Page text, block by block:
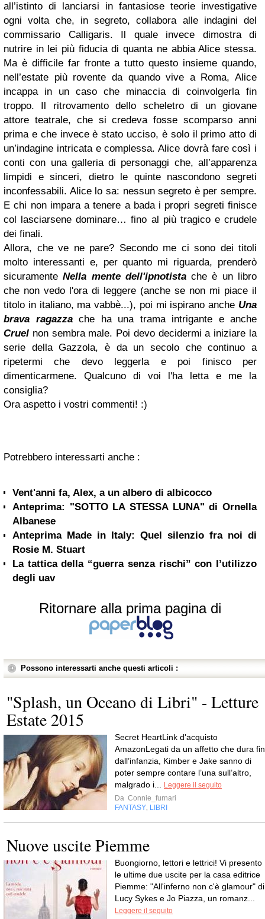
all’istinto di lanciarsi in fantasiose teorie investigative
ogni volta che, in segreto, collabora alle indagini del
commissario Calligaris. Il quale invece dimostra di
nutrire in lei più fiducia di quanta ne abbia Alice stessa.
Ma è difficile far fronte a tutto questo insieme quando,
nell’estate più rovente da quando vive a Roma, Alice
incappa in un caso che minaccia di coinvolgerla fin
troppo. Il ritrovamento dello scheletro di un giovane
attore teatrale, che si credeva fosse scomparso anni
prima e che invece è stato ucciso, è solo il primo atto di
un’indagine intricata e complessa. Alice dovrà fare così i
conti con una galleria di personaggi che, all’apparenza
limpidi e sinceri, dietro le quinte nascondono segreti
inconfessabili. Alice lo sa: nessun segreto è per sempre.
E chi non impara a tenere a bada i propri segreti finisce
col lasciarsene dominare… fino al più tragico e crudele
dei finali.
Allora, che ve ne pare? Secondo me ci sono dei titoli
molto interessanti e, per quanto mi riguarda, prenderò
sicuramenteNella mente dell'ipnotistache è un libro
che non vedo l'ora di leggere (anche se non mi piace il
titolo in italiano, ma vabbè...), poi mi ispirano anche Una
brava ragazzache ha una trama intrigante e anche
Cruel non sembra male. Poi devo decidermi a iniziare la
serie della Gazzola, è da un secolo che continuo a
ripetermi che devo leggerla e poi finisco per
dimenticarmene. Qualcuno di voi l'ha letta e me la
consiglia?
Ora aspetto i vostri commenti! :)
Potrebbero interessarti anche :
Vent'anni fa, Alex, a un albero di albicocco
Anteprima: "SOTTO LA STESSA LUNA" di Ornella
Albanese
Anteprima Made in Italy: Quel silenzio fra noi di
Rosie M. Stuart
La tattica della “guerra senza rischi” con l’utilizzo
degli uav
Ritornare alla prima pagina di
Possono interessarti anche questi articoli :
"Splash, un Oceano di Libri" - Letture
Estate 2015
Secret HeartLink d'acquisto
AmazonLegati da un affetto che dura fin
dall’infanzia, Kimber e Jake sanno di
poter sempre contare l’una sull’altro,
malgrado i...
Leggere il seguito
Da Connie_furnari
FANTASY LIBRI
Nuove uscite Piemme
Buongiorno, lettori e lettrici! Vi presento
le ultime due uscite per la casa editrice
Piemme: "All'inferno non c'è glamour" di
Lucy Sykes e Jo Piazza, un romanz...
Leggere il seguito